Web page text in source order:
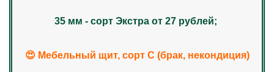
35 мм - сорт Экстра от 27 рублей;
😍 Мебельный щит, сорт С (брак, некондиция)